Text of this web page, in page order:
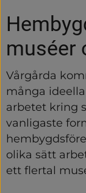
muséer
Vårgårda
många
arbetet kring
vanligaste
olika sätt
ett flertal